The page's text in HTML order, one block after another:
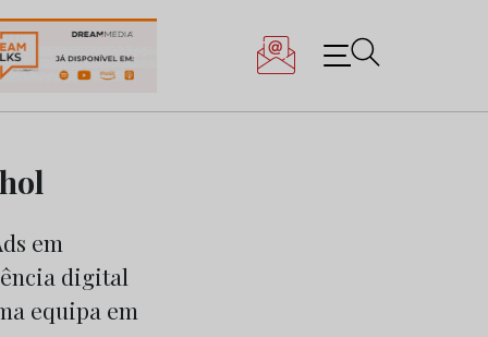
em
digital
equipa em